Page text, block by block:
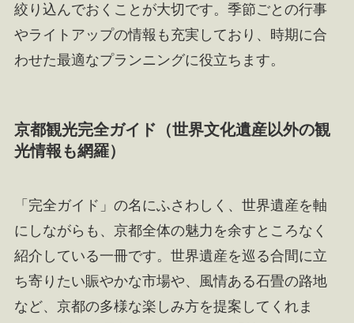
絞り込んでおくことが大切です。季節ごとの行事
やライトアップの情報も充実しており、時期に合
わせた最適なプランニングに役立ちます。
京都観光完全ガイド（世界文化遺産以外の観
光情報も網羅）
「完全ガイド」の名にふさわしく、世界遺産を軸
にしながらも、京都全体の魅力を余すところなく
紹介している一冊です。世界遺産を巡る合間に立
ち寄りたい賑やかな市場や、風情ある石畳の路地
など、京都の多様な楽しみ方を提案してくれま